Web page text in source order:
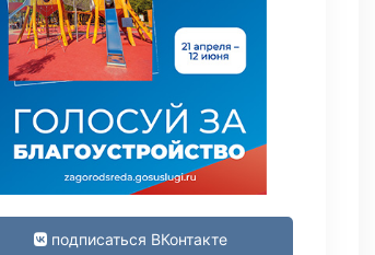
подписаться ВКонтакте